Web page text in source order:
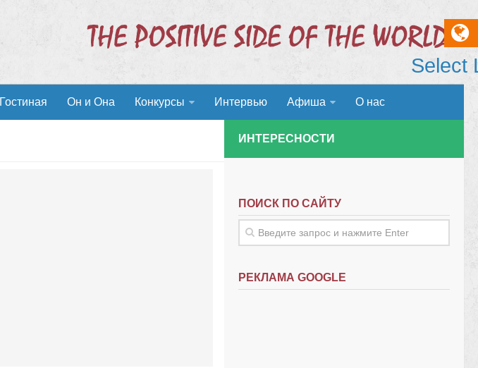
Гостиная Он и Она Конкурсы Интервью Афиша О нас
ИНТЕРЕСНОСТИ
ПОИСК ПО САЙТУ
РЕКЛАМА GOOGLE
Select